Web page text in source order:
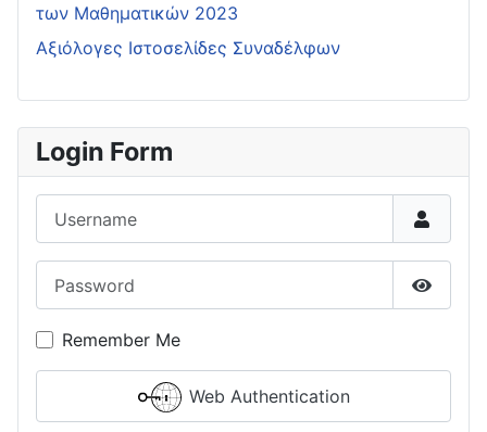
των Μαθηματικών 2023
Αξιόλογες Ιστοσελίδες Συναδέλφων
Login Form
Show
Remember Me
Web Authentication